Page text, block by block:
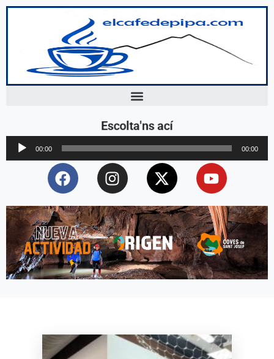
Escolta'ns ací
Reproductor
d'àudio
00:00 00:00